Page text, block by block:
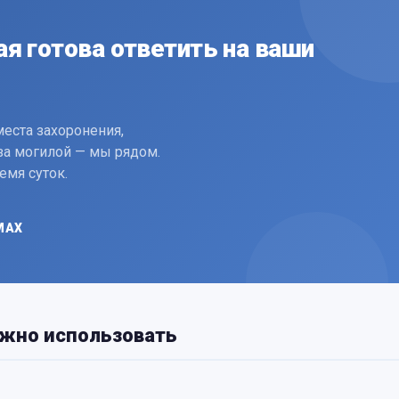
готова ответить на ваши
захоронения,
могилой — мы рядом.
суток.
использовать